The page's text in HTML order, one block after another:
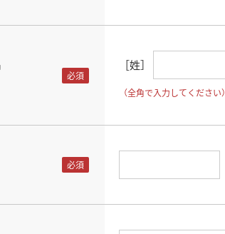
［姓］
（全角で入力してください）